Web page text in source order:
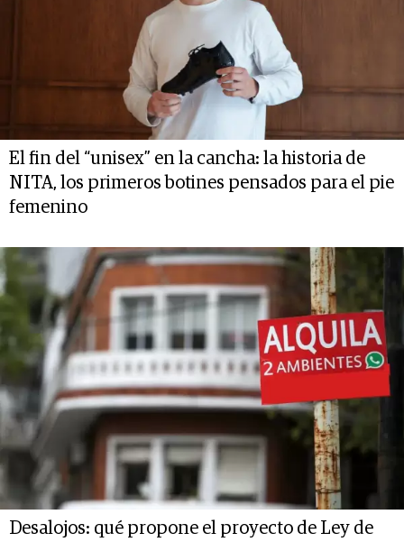
El fin del “unisex” en la cancha: la historia de
NITA, los primeros botines pensados para el pie
femenino
Desalojos: qué propone el proyecto de Ley de